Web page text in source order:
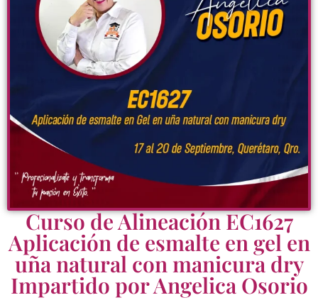
Curso de Alineación EC1627
Aplicación de esmalte en gel en
uña natural con manicura dry
Impartido por Angelica Osorio